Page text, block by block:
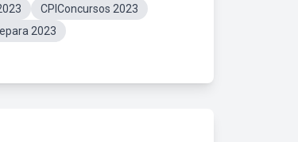
CPIConcursos 2023
2023